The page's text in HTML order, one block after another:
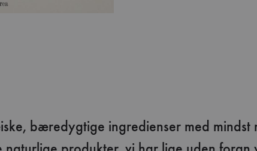
bæredygtige ingredienser med